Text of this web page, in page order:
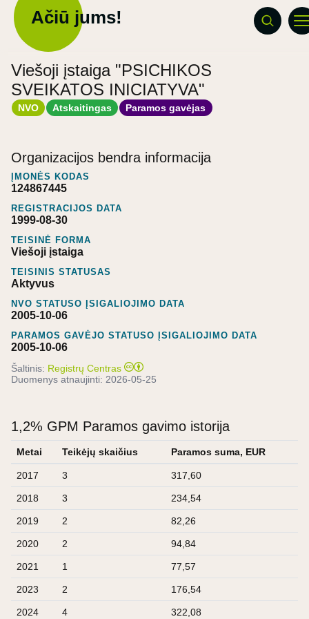
Ačiū jums!
Viešoji įstaiga "PSICHIKOS
SVEIKATOS INICIATYVA"
NVO Atskaitingas Paramos gavėjas
Organizacijos bendra informacija
ĮMONĖS KODAS
124867445
REGISTRACIJOS DATA
1999-08-30
TEISINĖ FORMA
Viešoji įstaiga
TEISINIS STATUSAS
Aktyvus
NVO STATUSO ĮSIGALIOJIMO DATA
2005-10-06
PARAMOS GAVĖJO STATUSO ĮSIGALIOJIMO DATA
2005-10-06
Šaltinis: Registrų Centras
Duomenys atnaujinti: 2026-05-25
1,2% GPM Paramos gavimo istorija
Metai Teikėjų skaičius Paramos suma, EUR
2017 3 317,60
2018 3 234,54
2019 2 82,26
2020 2 94,84
2021 1 77,57
2023 2 176,54
2024 4 322,08